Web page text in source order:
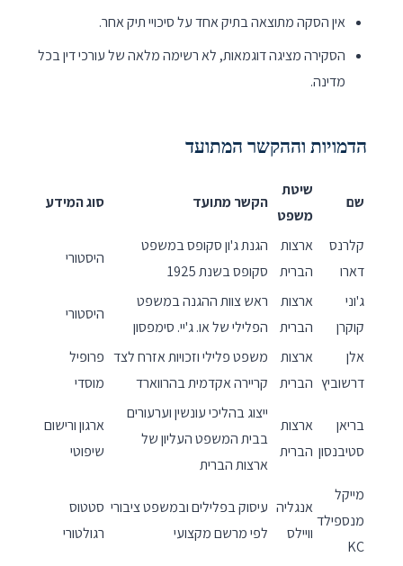
אין הסקה מתוצאה בתיק אחד על סיכויי תיק אחר.
הסקירה מציגה דוגמאות, לא רשימה מלאה של עורכי דין בכל
מדינה.
הדמויות וההקשר המתועד
שם
שיטת
משפט
הקשר מתועד סוג המידע
קלרנס
דארו
ארצות
הברית
הגנת ג'ון סקופס במשפט
סקופס בשנת 1925
היסטורי
ג'וני
קוקרן
ארצות
הברית
ראש צוות ההגנה במשפט
הפלילי של או. ג'יי. סימפסון
היסטורי
אלן
דרשוביץ
ארצות
הברית
משפט פלילי וזכויות אזרח לצד
קריירה אקדמית בהרווארד
פרופיל
מוסדי
בריאן
סטיבנסון
ארצות
הברית
ייצוג בהליכי עונשין וערעורים
בבית המשפט העליון של
ארצות הברית
ארגון ורישום
שיפוטי
מייקל
מנספילד
KC
אנגליה
וויילס
עיסוק בפלילים ובמשפט ציבורי
לפי מרשם מקצועי
סטטוס
רגולטורי